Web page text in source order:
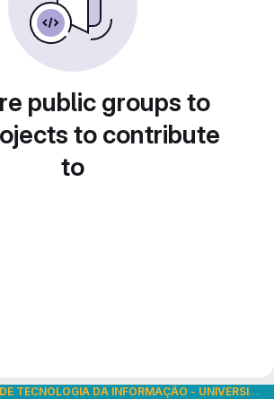
public groups to
to contribute
to
TECNOLOGIA DA INFORMAÇÃO - UNIVERSIDADE DE SÃO PAULO